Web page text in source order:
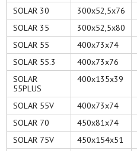
SOLAR 30
300x52,5x76
SOLAR 35
300x52,5x80
SOLAR 55
400x73x74
SOLAR 55.3
400x73x76
SOLAR
55PLUS
400x135x39
SOLAR 55V 400x73x74
SOLAR 70
450x81x74
SOLAR 75V
450x154x51